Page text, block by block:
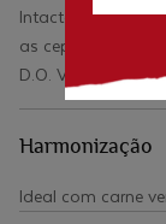
Intacto e, no
as cepas
D.O. Valle Rapel.
Harmonização
Ideal com carne